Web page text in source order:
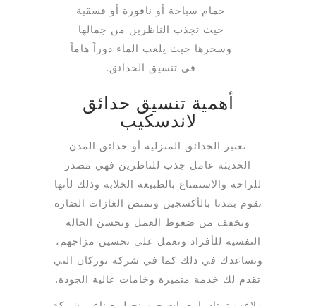
حمام سباحة أو نافورة أو فسقية
حيث تجذب الناظرين من جمالها
وسحرها حيث يلعب الماء دوراً هاماً
في تنسيق الحدائق.
أهمية تنسيق حدائق
لاندسكيب
تعتبر الحدائق المنزلية أو حدائق المدن
الحديثة عامل جذب للناظرين فهي مصدر
للراحة والاستمتاع بالطبيعة الخلابة وذلك لأنها
تقوم بمدنا بالأكسجين وتمتص الغازات الضارة
وتخفف من ضغوط العمل وتحسن الحالة
النفسية للأفراد وتعمل على تحسين مزاجهم،
وتساعدك في ذلك كما في شركة توركان التي
تقدم لك خدمة متميزة وخامات عالية الجودة.